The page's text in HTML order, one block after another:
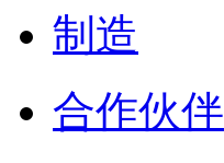
制造
合作伙伴